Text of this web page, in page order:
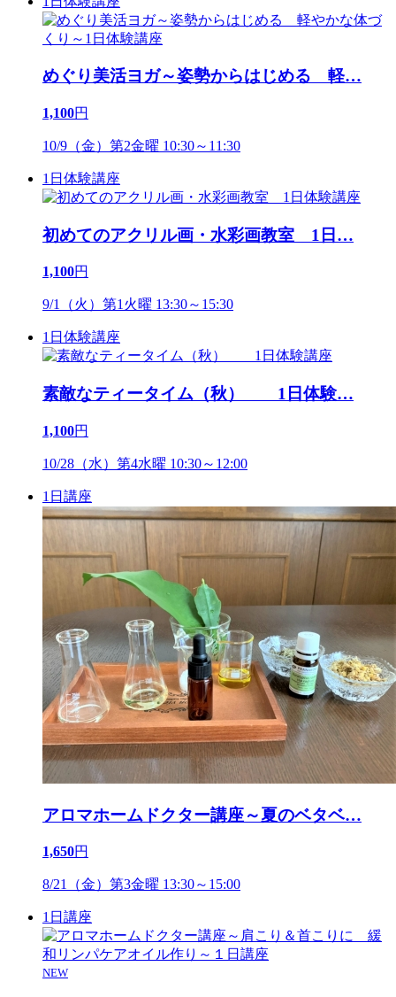
めぐり美活ヨガ～姿勢からはじめる 軽…
1,100円
10/9（金）第2金曜 10:30～11:30
1日体験講座
初めてのアクリル画・水彩画教室 1日 …
1,100円
9/1（火）第1火曜 13:30～15:30
1日体験講座
素敵なティータイム（秋） 1日体験…
1,100円
10/28（水）第4水曜 10:30～12:00
1日講座
アロマホームドクター講座～夏のベタベ…
1,650円
8/21（金）第3金曜 13:30～15:00
1日講座
NEW